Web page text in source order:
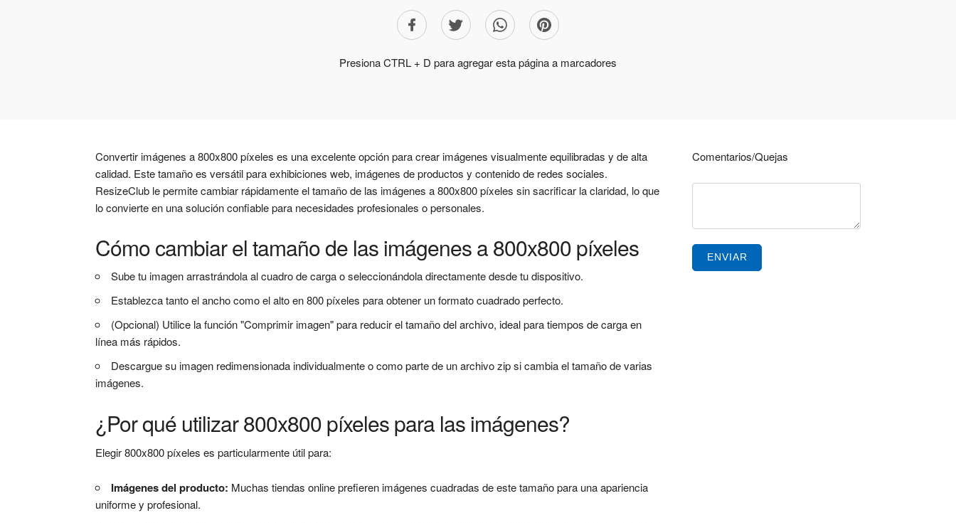
Presiona CTRL + D para agregar esta página a marcadores
Convertir imágenes a 800x800 píxeles es una excelente opción para crear imágenes visualmente equilibradas y de alta
calidad. Este tamaño es versátil para exhibiciones web, imágenes de productos y contenido de redes sociales.
ResizeClub le permite cambiar rápidamente el tamaño de las imágenes a 800x800 píxeles sin sacrificar la claridad, lo que
lo convierte en una solución confiable para necesidades profesionales o personales.
Cómo cambiar el tamaño de las imágenes a 800x800 píxeles
Sube tu imagen arrastrándola al cuadro de carga o seleccionándola directamente desde tu dispositivo.
Establezca tanto el ancho como el alto en 800 píxeles para obtener un formato cuadrado perfecto.
(Opcional) Utilice la función "Comprimir imagen" para reducir el tamaño del archivo, ideal para tiempos de carga en
línea más rápidos.
Descargue su imagen redimensionada individualmente o como parte de un archivo zip si cambia el tamaño de varias
imágenes.
¿Por qué utilizar 800x800 píxeles para las imágenes?
Elegir 800x800 píxeles es particularmente útil para:
Imágenes del producto: Muchas tiendas online prefieren imágenes cuadradas de este tamaño para una apariencia
uniforme y profesional.
Comentarios/Quejas
ENVIAR